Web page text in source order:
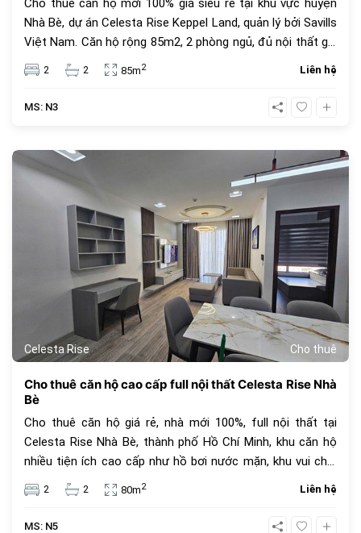
Cho thuê căn hộ mới 100% giá siêu rẻ tại khu vực huyện
Nhà Bè, dự án Celesta Rise Keppel Land, quản lý bởi Savills
Việt Nam. Căn hộ rộng 85m2, 2 phòng ngủ, đủ nội thất giá
18 triệu đồng. Khu an ninh, dân trí cao, nhiều tiện ích như
hồ bơi nước mặn, phòng gym cao cấp, phòng karaoke, sân
chơi thú cưng...
2 2 85m2 Liên hệ
MS: N3
Celesta Rise Cho thuê
583
Cho thuê căn hộ cao cấp full nội thất Celesta Rise Nhà
Bè
Cho thuê căn hộ giá rẻ, nhà mới 100%, full nội thất tại
Celesta Rise Nhà Bè, thành phố Hồ Chí Minh, khu căn hộ
nhiều tiện ích cao cấp như hồ bơi nước mặn, khu vui chơi
cho thú cưng, công viện cây xanh, thẻ an ninh, quản lý
chuyên nghiệp bởi Savills Việt Nam.
2 2 80m2 Liên hệ
MS: N5